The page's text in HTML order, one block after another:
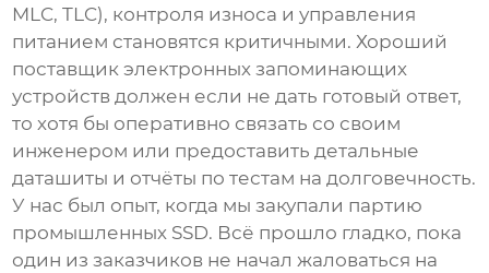
MLC, TLC), контроля износа и управления
питанием становятся критичными. Хороший
поставщик электронных запоминающих
устройств должен если не дать готовый ответ,
то хотя бы оперативно связать со своим
инженером или предоставить детальные
даташиты и отчёты по тестам на долговечность.
У нас был опыт, когда мы закупали партию
промышленных SSD. Всё прошло гладко, пока
один из заказчиков не начал жаловаться на